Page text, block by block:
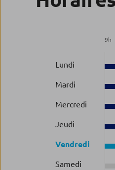
9h
Lundi
Mardi
Mercredi
Jeudi
Vendredi
Samedi